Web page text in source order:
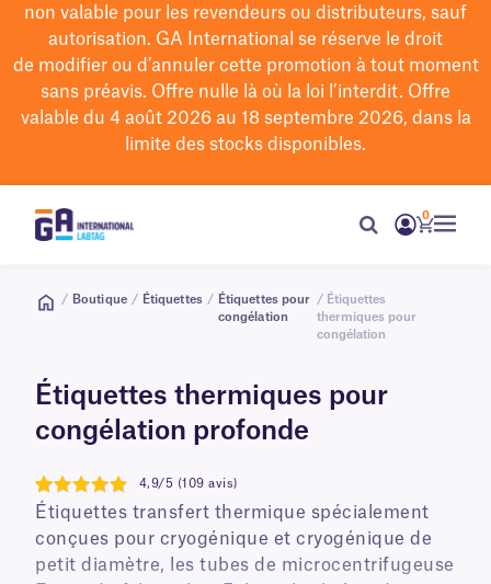
non valable pour les revendeurs ou distributeurs, sauf
autorisation. GA International se réserve le droit
de modifierou d’annuler cette promotion à tout moment
sans préavis. Offre nulle là où la loi l’interdit. Offre
valable du 4 août 2026 au 18 septembre 2026, dans la
limite des stocks disponibles.
0
/ Boutique / Étiquettes / Étiquettes pour
congélation
/ Étiquettes
thermiques pour
congélation
Étiquettes thermiques pour
congélation profonde
4.9
4,9/5 (109 avis)
Étiquettes transfert thermique spécialement
conçues pour cryogénique et cryogénique de
petit diamètre, les tubes de microcentrifugeuse